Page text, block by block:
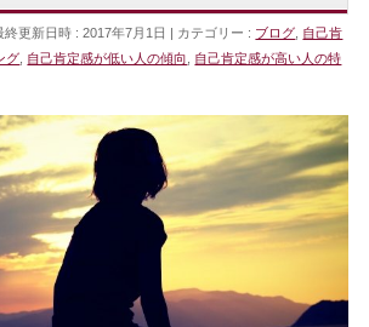
終更新日時 : 2017年7月1日 カテゴリー : ブログ 自己肯
グ 自己肯定感が低い人の傾向
自己肯定感が高い人の特